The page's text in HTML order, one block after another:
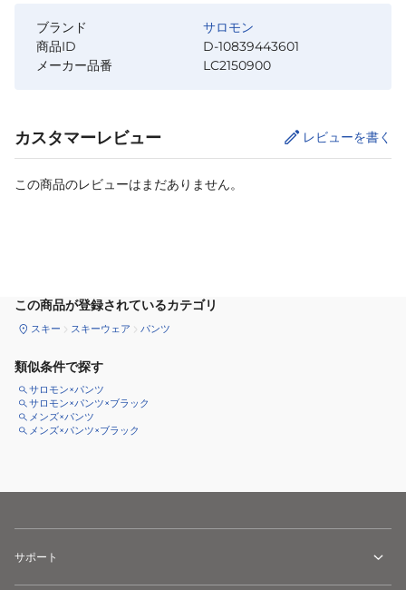
ブランド
サロモン
商品ID
D-10839443601
メーカー品番
LC2150900
カスタマーレビュー レビューを書く
この商品のレビューはまだありません。
この商品が登録されているカテゴリ
スキー スキーウェア パンツ
類似条件で探す
サロモン×パンツ
サロモン×パンツ×ブラック
メンズ×パンツ
メンズ×パンツ×ブラック
サポート